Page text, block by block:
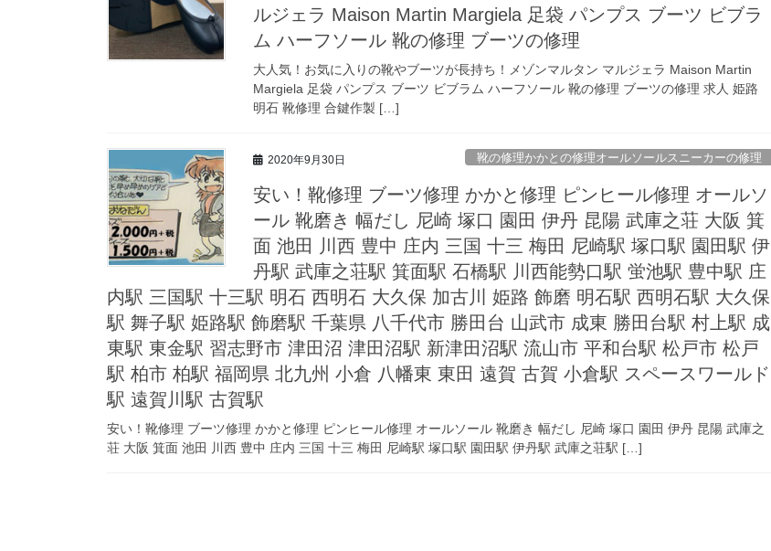
ルジェラ Maison Martin Margiela 足袋 パンプス ブーツ ビブラ
ム ハーフソール 靴の修理 ブーツの修理
大人気！お気に入りの靴やブーツが長持ち！メゾンマルタン マルジェラ Maison Martin
Margiela 足袋 パンプス ブーツ ビブラム ハーフソール 靴の修理 ブーツの修理 求人 姫路
明石 靴修理 合鍵作製 […]
2020年9月30日 靴の修理かかとの修理オールソールスニーカーの修理
安い！靴修理 ブーツ修理 かかと修理 ピンヒール修理 オールソ
ール 靴磨き 幅だし 尼崎 塚口 園田 伊丹 昆陽 武庫之荘 大阪 箕
面 池田 川西 豊中 庄内 三国 十三 梅田 尼崎駅 塚口駅 園田駅 伊
丹駅 武庫之荘駅 箕面駅 石橋駅 川西能勢口駅 蛍池駅 豊中駅 庄
内駅 三国駅 十三駅 明石 西明石 大久保 加古川 姫路 飾磨 明石駅 西明石駅 大久保
駅 舞子駅 姫路駅 飾磨駅 千葉県 八千代市 勝田台 山武市 成東 勝田台駅 村上駅 成
東駅 東金駅 習志野市 津田沼 津田沼駅 新津田沼駅 流山市 平和台駅 松戸市 松戸
駅 柏市 柏駅 福岡県 北九州 小倉 八幡東 東田 遠賀 古賀 小倉駅 スペースワールド
駅 遠賀川駅 古賀駅
安い！靴修理 ブーツ修理 かかと修理 ピンヒール修理 オールソール 靴磨き 幅だし 尼崎 塚口 園田 伊丹 昆陽 武庫之
荘 大阪 箕面 池田 川西 豊中 庄内 三国 十三 梅田 尼崎駅 塚口駅 園田駅 伊丹駅 武庫之荘駅 […]